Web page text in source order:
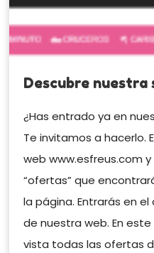
Descubre
¿Has entrado ya en
Te invitamos a hacerlo.
web www.esfreus.com
“ofertas” que
la página. Entrarás en
de nuestra web. En
vista todas las ofertas